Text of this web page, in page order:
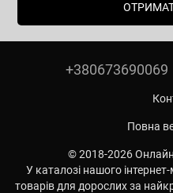
+380673690069
Повна
© 2018-2026
У каталозі нашого
товарів для дорослих за